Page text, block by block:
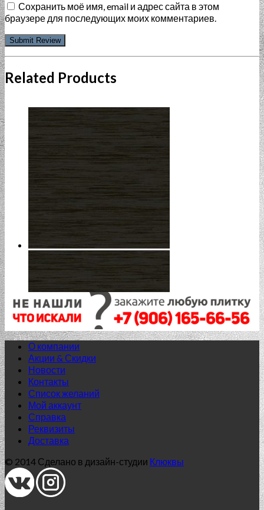
Сохранить моё имя, email и адрес сайта в этом
браузере для последующих моих комментариев.
Related Products
Нет в наличии
60x60 (SR) структурированный
G-157/SR/600x600x10
1 138.00₽
Добавить в список желаний
Нет в наличии
О компании
Акции & Скидки
Новости
Контакты
Список желаний
Мой аккаунт
Справка
Реквизиты
Доставка
© 2014 Сделано в дизайн-студии Клюквы